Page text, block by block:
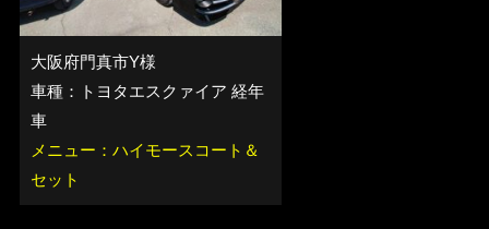
大阪府門真市Y様
車種：トヨタエスクァイア 経年
車
メニュー：ハイモースコート＆
セット